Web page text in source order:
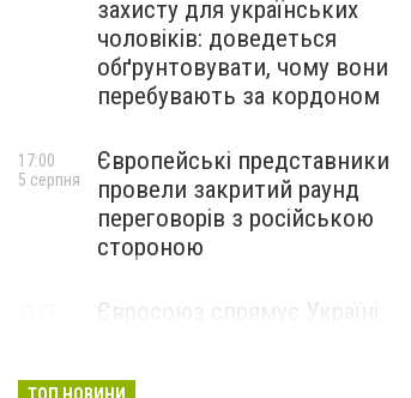
захисту для українських
чоловіків: доведеться
обґрунтовувати, чому вони
перебувають за кордоном
Європейські представники
провели закритий раунд
переговорів з російською
стороною
17:00
5 серпня
Євросоюз спрямує Україні